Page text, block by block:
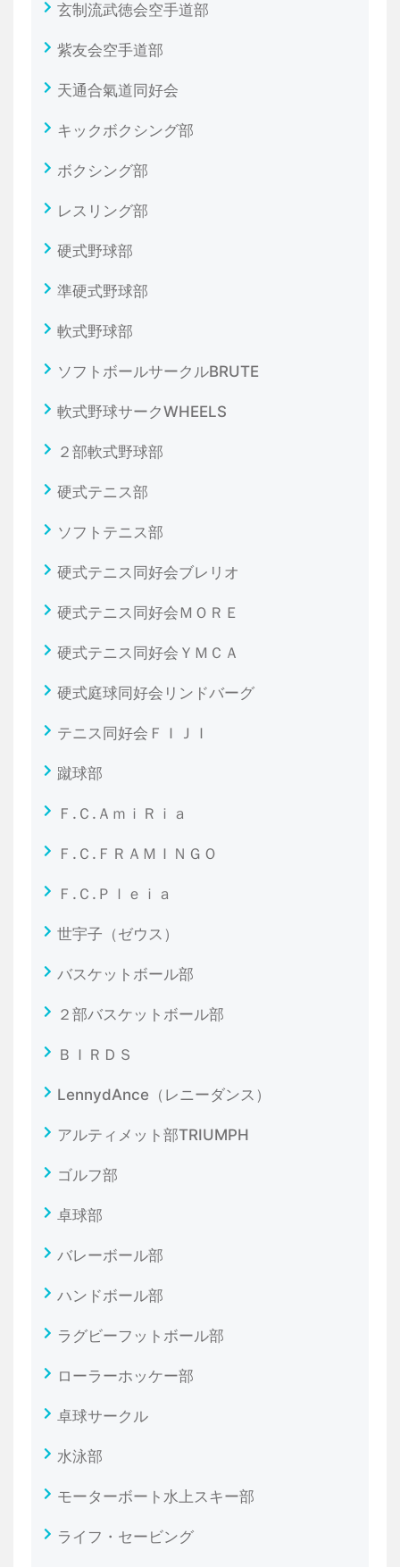
玄制流武徳会空手道部
紫友会空手道部
天通合氣道同好会
キックボクシング部
ボクシング部
レスリング部
硬式野球部
準硬式野球部
軟式野球部
ソフトボールサークルBRUTE
軟式野球サークWHEELS
２部軟式野球部
硬式テニス部
ソフトテニス部
硬式テニス同好会ブレリオ
硬式テニス同好会ＭＯＲＥ
硬式テニス同好会ＹＭＣＡ
硬式庭球同好会リンドバーグ
テニス同好会ＦＩＪＩ
蹴球部
Ｆ.Ｃ.ＡｍｉＲｉａ
Ｆ.Ｃ.ＦＲＡＭＩＮＧＯ
Ｆ.Ｃ.Ｐｌｅｉａ
世宇子（ゼウス）
バスケットボール部
２部バスケットボール部
ＢＩＲＤＳ
LennydAnce（レニーダンス）
アルティメット部TRIUMPH
ゴルフ部
卓球部
バレーボール部
ハンドボール部
ラグビーフットボール部
ローラーホッケー部
卓球サークル
水泳部
モーターボート水上スキー部
ライフ・セービング